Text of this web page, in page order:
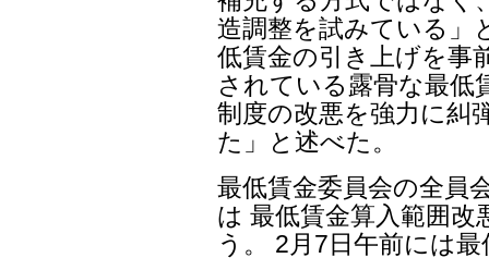
造調整を試みている」
低賃金の引き上げを事
されている露骨な最低
制度の改悪を強力に糾
た」と述べた。
最低賃金委員会の全員
は 最低賃金算入範囲
う。 2月7日午前には